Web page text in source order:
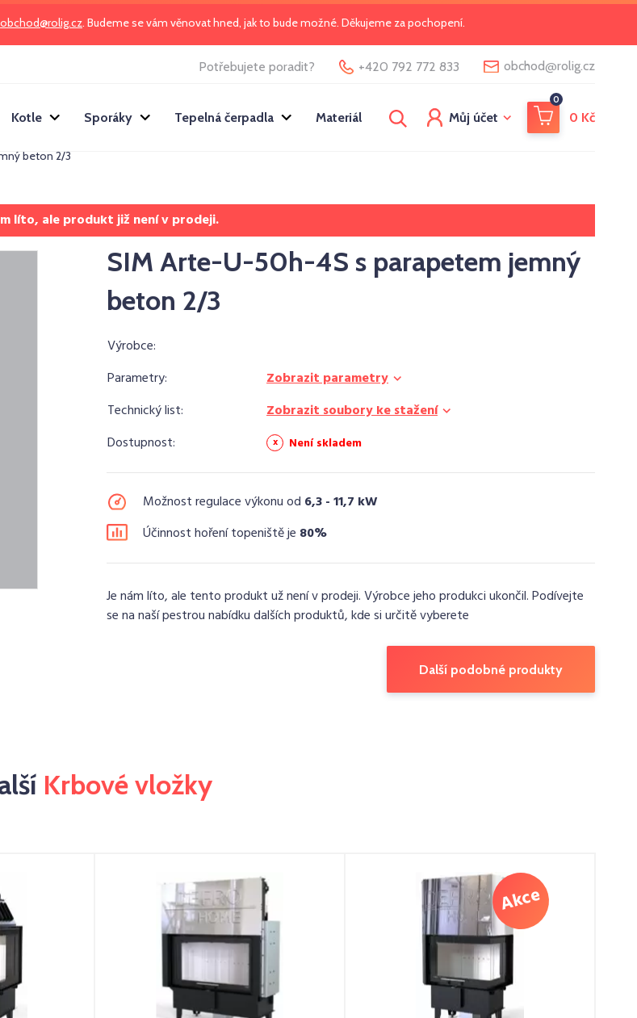
obchod@rolig.cz. Budeme se vám věnovat hned, jak to bude možné. Děkujeme za pochopení.
Potřebujete poradit? +420 792 772 833 obchod@rolig.cz
Kotle Sporáky Tepelná čerpadla Materiál Můj účet
0
0 Kč
beton 2/3
líto, ale produkt již není v prodeji.
SIM Arte-U-50h-4S s parapetem jemný
beton 2/3
Výrobce:
Parametry:
Zobrazit parametry
Technický list:
Zobrazit soubory ke stažení
Dostupnost:
Není skladem
Možnost regulace výkonu od 6,3 - 11,7 kW
Účinnost hoření topeniště je 80%
Je nám líto, ale tento produkt už není v prodeji. Výrobce jeho produkci ukončil. Podívejte
se na naší pestrou nabídku dalších produktů, kde si určitě vyberete
Další podobné produkty
Krbové vložky